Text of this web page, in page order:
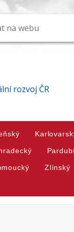
rozvoj ČR
Zlínský